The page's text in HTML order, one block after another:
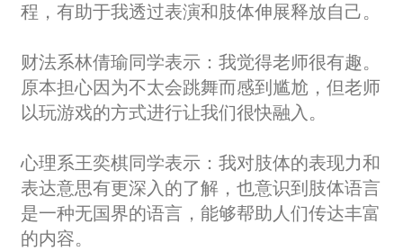
程，有助于我透过表演和肢体伸展释放自己。
财法系林倩瑜同学表示：我觉得老师很有趣。
原本担心因为不太会跳舞而感到尴尬，但老师
以玩游戏的方式进行让我们很快融入。
心理系王奕棋同学表示：我对肢体的表现力和
表达意思有更深入的了解，也意识到肢体语言
是一种无国界的语言，能够帮助人们传达丰富
的内容。